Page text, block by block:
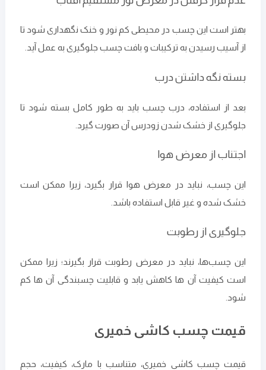
بهتر است این چسب در محیطی کم نور و خنک نگهداری شود تا
از آسیب رسیدن به ترکیبات و بافت چسب جلوگیری به عمل آید.
بسته نگه داشتن درب
بعد از استفاده، درب چسب باید به طور کامل بسته شود تا
جلوگیری از خشک شدن زودرس آن صورت گیرد.
اجتناب از معرض هوا
این چسب، نباید در معرض هوا قرار بگیرد، زیرا ممکن است
خشک شده و غیر قابل استفاده باشد.
جلوگیری از رطوبت
این چسب‌ها، نباید در معرض رطوبت قرار بگیرند؛ زیرا ممکن
است کیفیت آن ها کاهش یابد و قابلیت چسبندگی آن ها کم
شود.
قیمت چسب کاشی خمیری
قیمت چسب کاشی خمیری، متناسب با مارک، کیفیت، حجم